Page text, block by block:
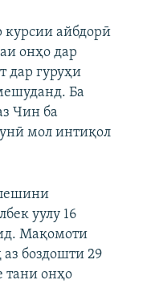
айбдорӣ
онҳо дар
дар гуруҳи
Ба
Чин ба
мол интиқол
уулу 16
Мақомоти
боздошти 29
тани онҳо